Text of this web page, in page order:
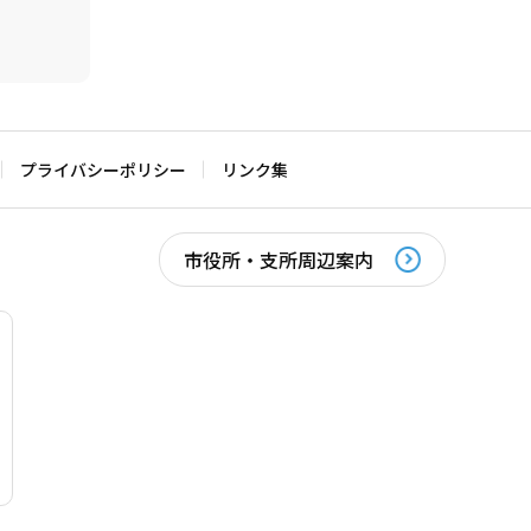
プライバシーポリシー リンク集
市役所・支所周辺案内